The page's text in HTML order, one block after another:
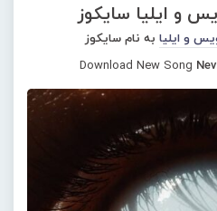
و ایلیا سایکوز
و ایلیا به نام سایکوز
Download New Song